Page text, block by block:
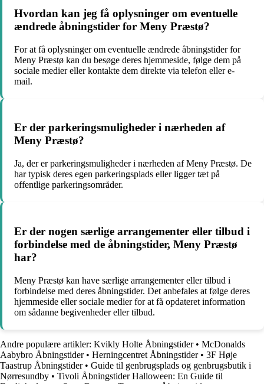
Hvordan kan jeg få oplysninger om eventuelle
ændrede åbningstider for Meny Præstø?
For at få oplysninger om eventuelle ændrede åbningstider for
Meny Præstø kan du besøge deres hjemmeside, følge dem på
sociale medier eller kontakte dem direkte via telefon eller e-
mail.
Er der parkeringsmuligheder i nærheden af
Meny Præstø?
Ja, der er parkeringsmuligheder i nærheden af Meny Præstø. De
har typisk deres egen parkeringsplads eller ligger tæt på
offentlige parkeringsområder.
Er der nogen særlige arrangementer eller tilbud i
forbindelse med de åbningstider, Meny Præstø
har?
Meny Præstø kan have særlige arrangementer eller tilbud i
forbindelse med deres åbningstider. Det anbefales at følge deres
hjemmeside eller sociale medier for at få opdateret information
om sådanne begivenheder eller tilbud.
Andre populære artikler: Kvikly Holte Åbningstider• McDonalds
Aabybro Åbningstider• Herningcentret Åbningstider• 3F Høje
Taastrup Åbningstider• Guide til genbrugsplads og genbrugsbutik i
Nørresundby • Tivoli Åbningstider Halloween: En Guide til